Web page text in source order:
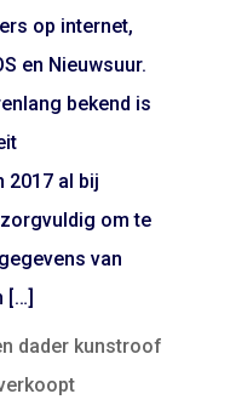
op internet,
en Nieuwsuur.
bekend is
2017 al bij
om te
van
[…]
dader kunstroof